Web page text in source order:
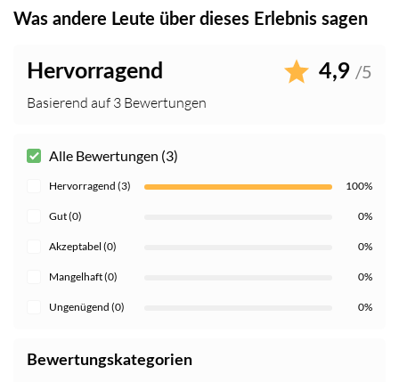
Was andere Leute über dieses Erlebnis sagen
Hervorragend 4,9 /5
Basierend auf 3 Bewertungen
Alle Bewertungen (3)
Hervorragend (3) 100%
Gut (0) 0%
Akzeptabel (0) 0%
Mangelhaft (0) 0%
Ungenügend (0) 0%
Bewertungskategorien